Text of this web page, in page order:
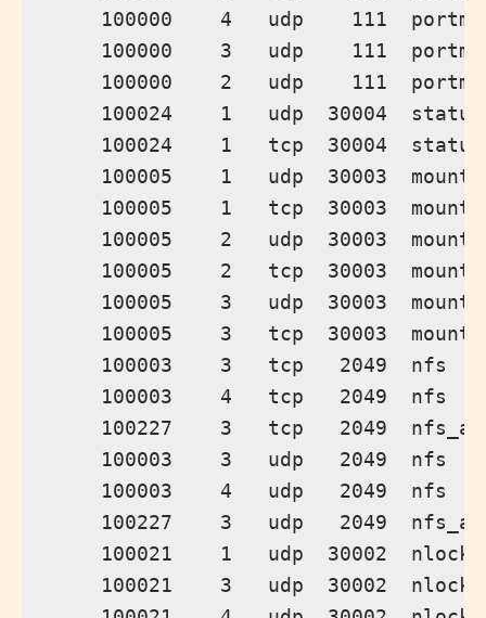
100000    4   udp    111
100000    3   udp    111
100000    2   udp    111
    100024    1   udp  30004  status
    100024    1   tcp  30004  status
    100005    1   udp  30003  mountd
    100005    1   tcp  30003  mountd
    100005    2   udp  30003  mountd
    100005    2   tcp  30003  mountd
    100005    3   udp  30003  mountd
    100005    3   tcp  30003  mountd
    100003    3   tcp   2049  nfs
    100003    4   tcp   2049  nfs
100227    3   tcp   2049
    100003    3   udp   2049  nfs
    100003    4   udp   2049  nfs
100227    3   udp   2049
100021    1   udp  30002
100021    3   udp  30002